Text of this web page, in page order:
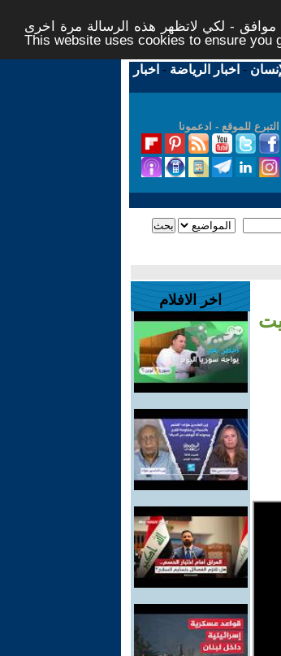
- لكي لاتظهر هذه الرسالة مرة اخرى -
This website uses cookies to ensure you
- اخبار الرياضة - اخبار
التبرع للموقع - ادعمونا
بيت
اخر الافلام